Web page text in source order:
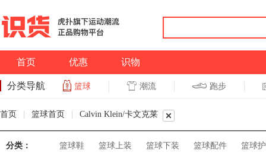
首页 优惠 识物
分类导航 篮球 潮流 跑步
首页 篮球首页 Calvin Klein/卡文克莱
分类： 篮球鞋 篮球上装 篮球下装 篮球配件 篮球